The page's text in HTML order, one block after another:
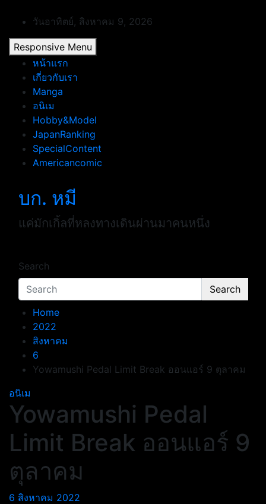
content
วันอาทิตย์, สิงหาคม 9, 2026
Responsive Menu
หน้าแรก
เกี่ยวกับเรา
Manga
อนิเม
Hobby&Model
JapanRanking
SpecialContent
Americancomic
บก. หมี
แค่มักเกิ้ลที่หลงทางเดินผ่านมาคนหนึ่ง
Search
Search
Home
2022
สิงหาคม
6
Yowamushi Pedal Limit Break ออนแอร์ 9 ตุลาคม
อนิเม
Yowamushi Pedal
Limit Break ออนแอร์ 9
ตุลาคม
6 สิงหาคม 2022